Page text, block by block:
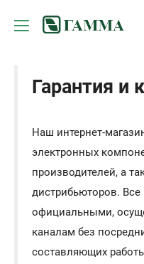
Гарантия и
Наш интернет-
электронных
производителей, а
дистрибьюторов. Все
официальными,
каналам без
составляющих